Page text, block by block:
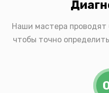
Наши мастера проводят
чтобы точно